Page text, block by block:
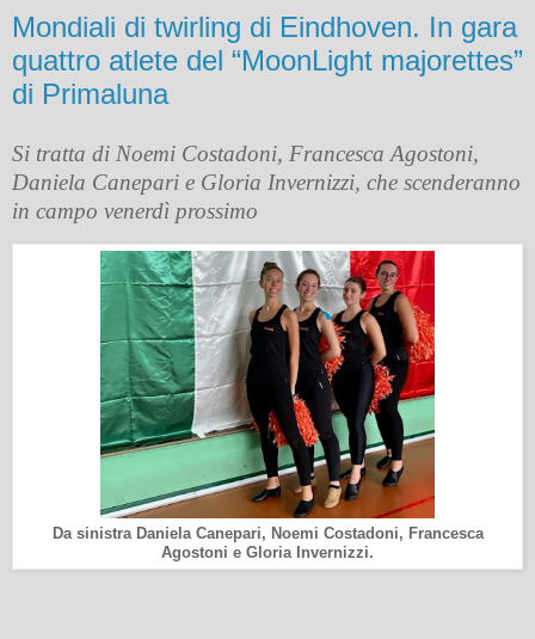
Mondiali di twirling di Eindhoven. In gara
quattro atlete del “MoonLight majorettes”
di Primaluna
Si tratta di Noemi Costadoni, Francesca Agostoni,
Daniela Canepari e Gloria Invernizzi, che scenderanno
in campo venerdì prossimo
Da sinistra Daniela Canepari, Noemi Costadoni, Francesca
Agostoni e Gloria Invernizzi.